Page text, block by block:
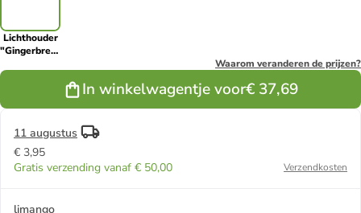
Lichthouder
"Gingerbread"
Waarom veranderen de prijzen?
In winkelwagentje voor€ 37,69
11 augustus
€ 3,95
Gratis verzending vanaf € 50,00
Verzendkosten
limango